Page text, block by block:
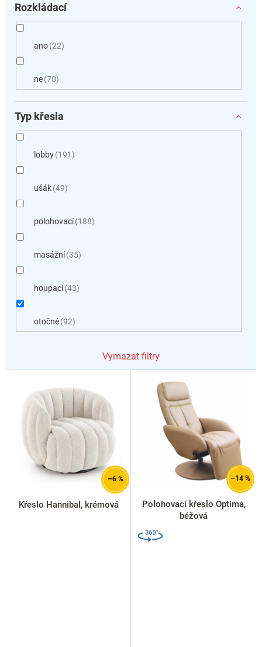
Rozkládací
ano 22
ne 70
Typ křesla
lobby 191
ušák 49
polohovací 188
masážní 35
houpací 43
otočné 92
Vymazat filtry
V
–6 %
Křeslo Hannibal, krémová
–14 %
Polohovací křeslo Optima,
béžová